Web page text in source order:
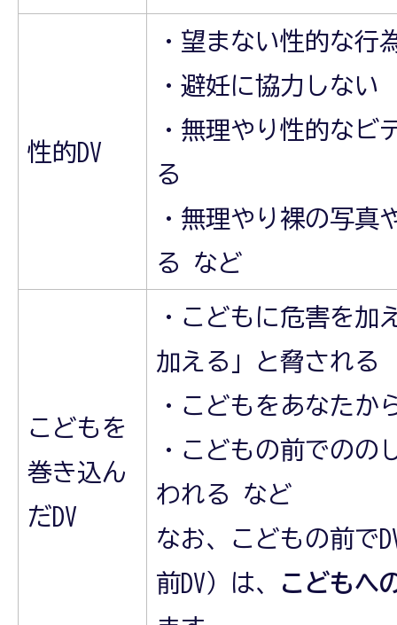
性的DV
・望まない性的な行
・避妊に協力しない
・無理やり性的なビ
る
・無理やり裸の写真
る など
こどもを
巻き込ん
だDV
・こどもに危害を加
加える」と脅される
・こどもをあなたか
・こどもの前でのの
われる など
なお、こどもの前で
前DV）は、
こどもへ